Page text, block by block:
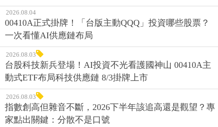
2026.08.04
00410A正式掛牌！「台版主動QQQ」投資哪些股票？
一次看懂AI供應鏈布局
2026.08.03
台股科技新兵登場！AI投資不光看護國神山 00410A主
動式ETF布局科技供應鏈 8/3掛牌上市
2026.08.03
指數創高但雜音不斷，2026下半年該追高還是觀望？專
家點出關鍵：分散不是口號